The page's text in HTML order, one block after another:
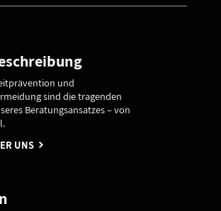
und
sind die tragenden
Beratungsansatzes – von
UNS